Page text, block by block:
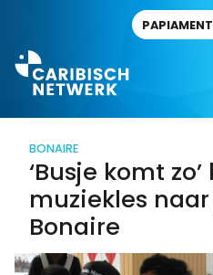
BONAIRE
‘Busje komt
muziekles
Bonaire